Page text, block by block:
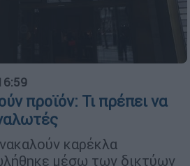
προϊόν: Τι πρέπει να
καρέκλα
μέσω των δικτύων